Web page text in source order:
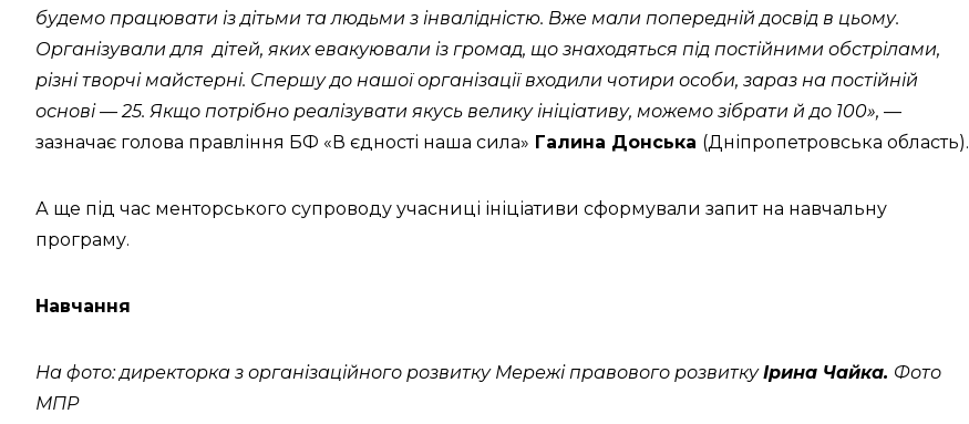
будемо працювати із дітьми та людьми з інвалідністю. Вже мали попередній досвід в цьому.
Організували для дітей, яких евакуювали із громад, що знаходяться під постійними обстрілами,
різні творчі майстерні. Спершу до нашої організації входили чотири особи, зараз на постійній
основі — 25. Якщо потрібно реалізувати якусь велику ініціативу, можемо зібрати й до 100», —
зазначає голова правління БФ «В єдності наша сила» Галина Донська (Дніпропетровська область).
А ще під час менторського супроводу учасниці ініціативи сформували запит на навчальну
програму.
Навчання
На фото: директорка з організаційного розвитку Мережі правового розвиткуІрина Чайка. Фото
МПР